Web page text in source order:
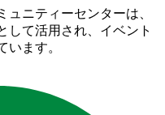
ュニティーセンターは、
して活用され、イベント
います。